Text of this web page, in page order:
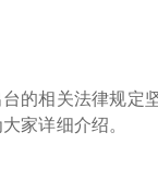
的相关法律规定
大家详细介绍。